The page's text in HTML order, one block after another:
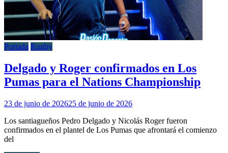
Portada Rugby
Delgado y Roger confirmados en Los
Pumas para el Nations Championship
23 de junio de 202625 de junio de 2026
Los santiagueños Pedro Delgado y Nicolás Roger fueron
confirmados en el plantel de Los Pumas que afrontará el comienzo
del